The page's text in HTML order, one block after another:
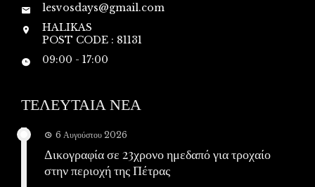
lesvosdays@gmail.com
HALIKAS
POST CODE : 81131
09:00 - 17:00
ΤΕΛΕΥΤΑΙΑ ΝΕΑ
6 Αυγούστου 2026
Δικογραφία σε 23χρονο ημεδαπό για τροχαίο
στην περιοχή της Πέτρας